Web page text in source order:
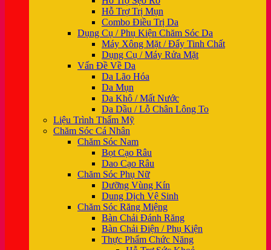
Hỗ Trợ Trị Mụn
Combo Điều Trị Da
Dụng Cụ / Phụ Kiện Chăm Sóc Da
Máy Xông Mặt / Đẩy Tinh Chất
Dụng Cụ / Máy Rửa Mặt
Vấn Đề Về Da
Da Lão Hóa
Da Mụn
Da Khô / Mất Nước
Da Dầu / Lỗ Chân Lông To
Liệu Trình Thẩm Mỹ
Chăm Sóc Cá Nhân
Chăm Sóc Nam
Bọt Cạo Râu
Dao Cạo Râu
Chăm Sóc Phụ Nữ
Dưỡng Vùng Kín
Dung Dịch Vệ Sinh
Chăm Sóc Răng Miệng
Bàn Chải Đánh Răng
Bàn Chải Điện / Phụ Kiện
Thực Phẩm Chức Năng